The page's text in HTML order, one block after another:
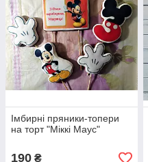
Імбирні пряники-топери
на торт "Міккі Маус"
190 ₴